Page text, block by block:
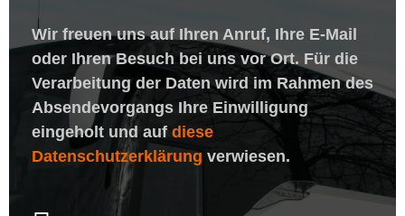
Wir freuen uns auf Ihren Anruf, Ihre E-Mail
oder Ihren Besuch bei uns vor Ort. Für die
Verarbeitung der Daten wird im Rahmen des
Absendevorgangs Ihre Einwilligung
eingeholt und auf diese
Datenschutzerklärung verwiesen.